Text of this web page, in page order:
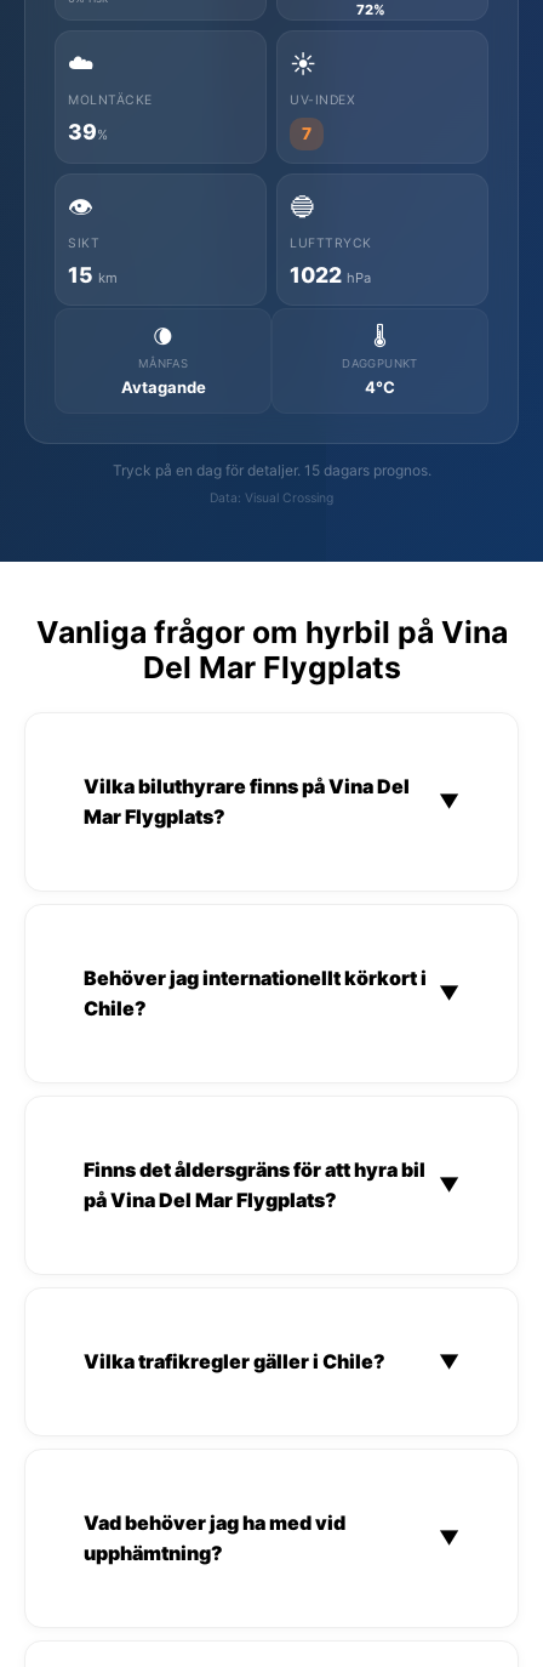
72%
☁️
MOLNTÄCKE
39%
☀️
UV-INDEX
7
👁️
SIKT
15 km
🔵
LUFTTRYCK
1022 hPa
🌘
MÅNFAS
Avtagande
🌡️
DAGGPUNKT
4°C
Tryck på en dag för detaljer. 15 dagars prognos.
Data: Visual Crossing
Vanliga frågor om hyrbil på Vina
Del Mar Flygplats
Vilka biluthyrare finns på Vina Del
Mar Flygplats?
▼
Behöver jag internationellt körkort i
Chile?
▼
Finns det åldersgräns för att hyra bil
på Vina Del Mar Flygplats?
▼
Vilka trafikregler gäller i Chile? ▼
Vad behöver jag ha med vid
upphämtning?
▼